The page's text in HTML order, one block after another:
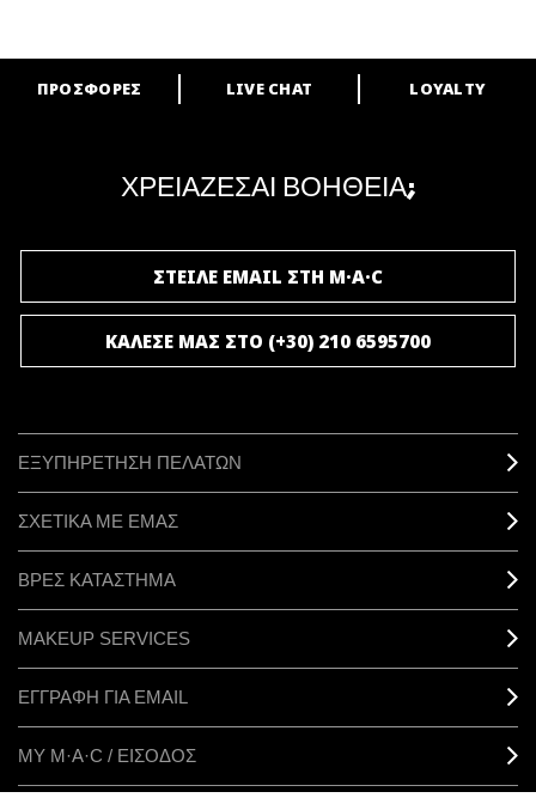
ARE YOU A M·A·C LOVER?
ΠΡΟΣΦΟΡΕΣ LIVE CHAT LOYALTY
ΧΡΕΙΑΖΕΣΑΙ ΒΟΗΘΕΙΑ;
ΣΤΕΙΛΕ EMAIL ΣΤΗ M·A·C
ΚΑΛΕΣΕ ΜΑΣ ΣΤΟ (+30) 210 6595700
ΕΞΥΠΗΡΕΤΗΣΗ ΠΕΛΑΤΩΝ
ΣΧΕΤΙΚΑ ΜΕ ΕΜΑΣ
ΒΡΕΣ ΚΑΤΑΣΤΗΜΑ
MAKEUP SERVICES
ΕΓΓΡΑΦΗ ΓΙΑ EMAIL
ΜΥ M·A·C / ΕΙΣΟΔΟΣ